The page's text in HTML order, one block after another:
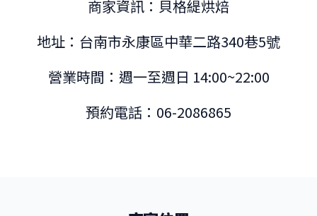
商家資訊：貝格緹烘焙
地址：台南市永康區中華二路340巷5號
營業時間：週一至週日 14:00~22:00
預約電話：06-2086865